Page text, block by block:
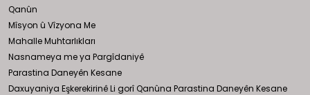
Qanûn
Mîsyon û Vîzyona Me
Mahalle Muhtarlıkları
Nasnameya me ya Pargîdaniyê
Parastina Daneyên Kesane
Daxuyaniya Eşkerekirinê Li gorî Qanûna Parastina Daneyên Kesane